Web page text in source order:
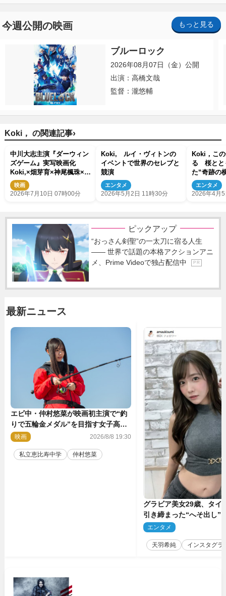
今週公開の映画 もっと見る
ブルーロック
2026年08月07日（金）公開
出演：高橋文哉
監督：瀧悠輔
Koki， の関連記事›
中川大志主演『ダーウィン
ズゲーム』実写映画化
Koki,×畑芽育×神尾楓珠×山
本耕史ら豪華キャスト集結
映画
2026年7月10日 07時00分
Koki, ルイ・ヴィトンの
イベントで世界のセレブと
競演
エンタメ
2026年5月2日 11時30分
Koki，こ
る 桜とと
た“奇跡の
エンタメ
2026年4月
ピックアップ
“おっさん剣聖”の一太刀に宿る人生
―― 世界で話題の本格アクションアニ
メ、Prime Videoで独占配信中
P R
最新ニュース
エビ中・仲村悠菜が映画初主演で“釣
りで五輪金メダル”を目指す女子高生
に！ 映画『つりこまち』今秋公開
映画 2026/8/8 19:30
私立恵比寿中学 仲村悠菜
グラビア美女29歳、タイ
引き締まった“へそ出し”
「可愛い過ぎる」
エンタメ
天羽希純 インスタグラ